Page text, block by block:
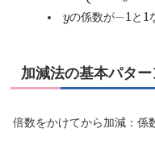
の係数が− 1 と 1
加減法の基本パター
倍数をかけてから加減：係